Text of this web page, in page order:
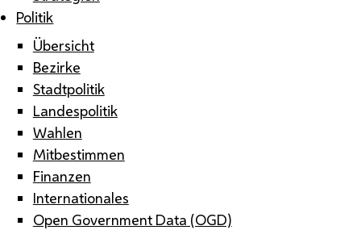
Politik
Übersicht
Bezirke
Stadtpolitik
Landespolitik
Wahlen
Mitbestimmen
Finanzen
Internationales
Open Government Data (OGD)